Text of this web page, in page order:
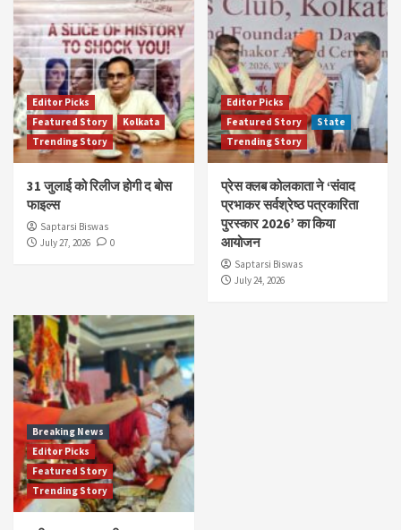
Editor Picks
Featured Story
Kolkata
Trending Story
31 जुलाई को रिलीज होगी द बोस
फाइल्स
Saptarsi Biswas
July 27, 2026
0
Editor Picks
Featured Story
State
Trending Story
प्रेस क्लब कोलकाता ने ‘संवाद
प्रभाकर सर्वश्रेष्ठ पत्रकारिता
पुरस्कार 2026’ का किया
आयोजन
Saptarsi Biswas
July 24, 2026
Breaking News
Editor Picks
Featured Story
Trending Story